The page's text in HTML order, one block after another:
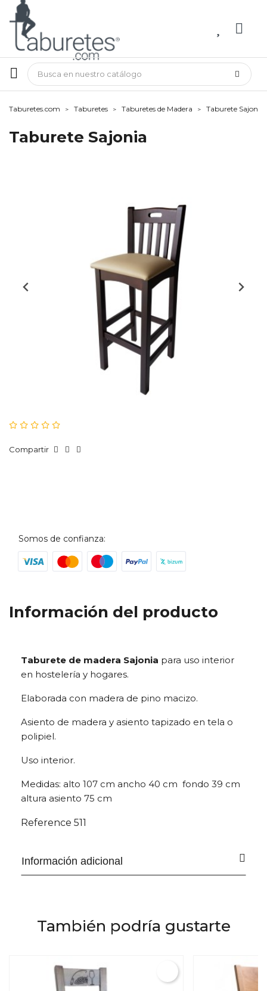
Taburetes.com Taburetes Taburetes de Madera Taburete Sajonia
Taburete Sajonia
Compartir
Somos de confianza:
Información del producto
Taburete de madera Sajonia para uso interior
en hostelería y hogares.
Elaborada con madera de pino macizo.
Asiento de madera y asiento tapizado en tela o
polipiel.
Uso interior.
Medidas: alto 107 cm ancho 40 cm fondo 39 cm
altura asiento 75 cm
Reference 511
Información adicional
También podría gustarte